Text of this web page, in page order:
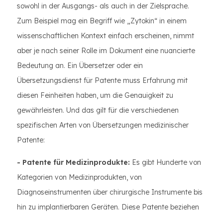
sowohl in der Ausgangs- als auch in der Zielsprache.
Zum Beispiel mag ein Begriff wie „Zytokin“ in einem
wissenschaftlichen Kontext einfach erscheinen, nimmt
aber je nach seiner Rolle im Dokument eine nuancierte
Bedeutung an. Ein Übersetzer oder ein
Übersetzungsdienst für Patente muss Erfahrung mit
diesen Feinheiten haben, um die Genauigkeit zu
gewährleisten. Und das gilt für die verschiedenen
spezifischen Arten von Übersetzungen medizinischer
Patente:
- Patente für Medizinprodukte: Es gibt Hunderte von
Kategorien von Medizinprodukten, von
Diagnoseinstrumenten über chirurgische Instrumente bis
hin zu implantierbaren Geräten. Diese Patente beziehen